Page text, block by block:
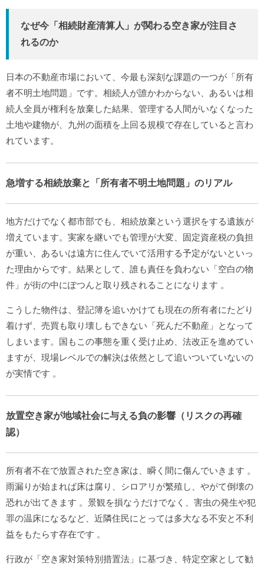
なぜ今「相続財産清算人」が関わる空き家が注目さ
れるのか
日本の不動産市場において、今最も深刻な課題の一つが「所有
者不明土地問題」です。相続人が誰かわからない、あるいは相
続人全員が権利を放棄した結果、管理する人間がいなくなった
土地や建物が、九州の面積を上回る規模で存在していると言わ
れています。
急増する相続放棄と「所有者不明土地問題」のリアル
地方だけでなく都市部でも、相続放棄という選択をする遺族が
増えています。実家を継いでも管理が大変、固定資産税の負担
が重い、あるいは遠方に住んでいて活用する予定がないといっ
た理由からです。結果として、誰も責任を負わない「空白の物
件」が街の中にぽつんと取り残されることになります 。
こうした物件は、登記簿を追いかけても現在の所有者にたどり
着けず、売買も取り壊しもできない「死んだ不動産」となって
しまいます。国もこの事態を重く受け止め、法改正を進めてい
ますが、現場レベルでの解決は依然として追いついていないの
が実情です 。
放置空き家が地域社会に与える負の影響（リスクの再確
認）
所有者不在で放置された空き家は、瞬く間に傷んでいきます 。
雨漏りが始まれば床は腐り、シロアリが繁殖し、やがて倒壊の
恐れが出てきます 。景観を損なうだけでなく、害虫の発生や犯
罪の温床になるなど、近隣住民にとっては多大なる不安と不利
益をもたらす存在です 。
行政が「空き家対策特別措置法」に基づき、特定空家として勧